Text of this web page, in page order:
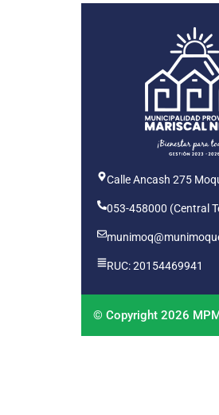
Calle Ancash 275
053-458000 (Central
RUC: 20154469941
© Copyright 2026